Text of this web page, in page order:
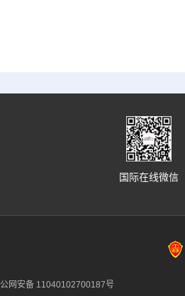
国际在线微信
网安备 11040102700187号